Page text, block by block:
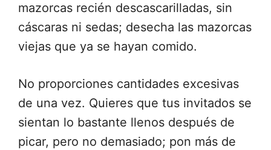
mazorcas recién descascarilladas, sin
cáscaras ni sedas; desecha las mazorcas
viejas que ya se hayan comido.
No proporciones cantidades excesivas
de una vez. Quieres que tus invitados se
sientan lo bastante llenos después de
picar, pero no demasiado; pon más de